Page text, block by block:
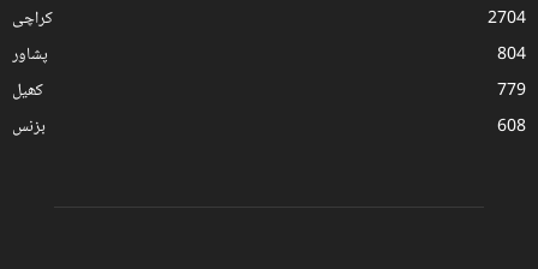
کراچی
2704
پشاور
804
کھیل
779
بزنس
608